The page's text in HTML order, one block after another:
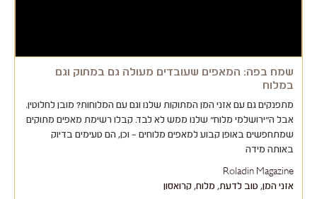
שמח בפה: המאפים שעובדים מעולה גם במתוק וגם
במלוח
מתפנקים גם עם אזני המן המתוקות שלנו וגם עם המלוחות? מובן לחלוטין.
אבל ה"ירושלמי מלוח" שלנו ממש לא לבד. קבלו רשימת מאפים מתוקים
שמתחפשים באופן קבוע למאפים מלוחים – וכן, הם טעימים בדיוק
באותה מידה
Roladin Magazine
אזני המן, טוב לדעת, מלוח, קרואסון